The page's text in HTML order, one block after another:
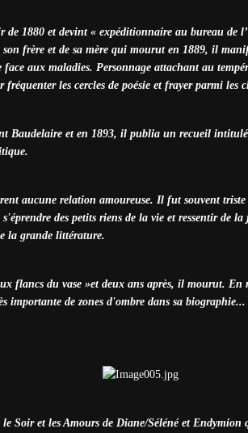
de 1880 et devint « expéditionnaire au bureau de
son frère et de sa mère qui mourut en 1889, il
face aux maladies. Personnage attachant au
fréquenter les cercles de poésie et frayer parmi les
Baudelaire et en 1893, il publia un recueil
aucune relation amoureuse. Il fut souvent
des petits riens de la vie et ressentir de
la grande littérature.
flancs du vase »et deux ans après, il mourut. En
importante de zones d'ombre dans sa biographie...
Soir et les Amours de Diane/Séléné et